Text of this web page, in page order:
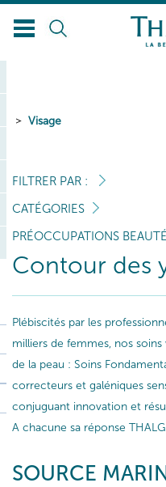
Visage
FILTRER PAR :
CATÉGORIES
PRÉOCCUPATIONS BEAUTÉ
Contour des
Plébiscités par les
milliers de femmes, nos
de la peau : Soins
correcteurs et galéniques
conjuguant innovation et
A chacune sa réponse
SOURCE